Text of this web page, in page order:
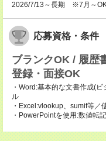
2026/7/13～長期 ※7月～OK
応募資格・条件
ブランクOK / 履歴
登録・面接OK
・Word:基本的な文書作成(
ル
・Excel:vlookup、sumif等／
・PowerPointを使用:数値転